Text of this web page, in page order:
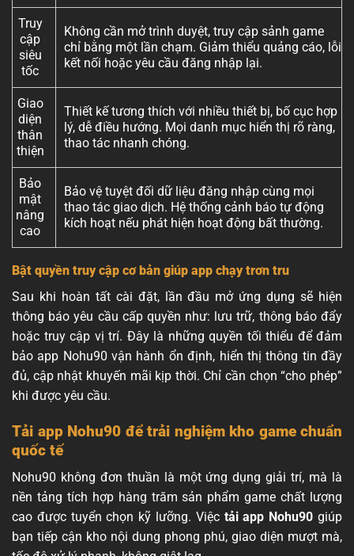
Truy
cập
siêu
tốc
Không cần mở trình duyệt, truy cập sảnh game
chỉ bằng một lần chạm. Giảm thiểu quảng cáo, lỗi
kết nối hoặc yêu cầu đăng nhập lại.
Giao
diện
thân
thiện
Thiết kế tương thích với nhiều thiết bị, bố cục hợp
lý, dễ điều hướng. Mọi danh mục hiển thị rõ ràng,
thao tác nhanh chóng.
Bảo
mật
nâng
cao
Bảo vệ tuyệt đối dữ liệu đăng nhập cùng mọi
thao tác giao dịch. Hệ thống cảnh báo tự động
kích hoạt nếu phát hiện hoạt động bất thường.
Bật quyền truy cập cơ bản giúp app chạy trơn tru
Sau khi hoàn tất cài đặt, lần đầu mở ứng dụng sẽ hiện
thông báo yêu cầu cấp quyền như: lưu trữ, thông báo đẩy
hoặc truy cập vị trí. Đây là những quyền tối thiểu để đảm
bảo app Nohu90 vận hành ổn định, hiển thị thông tin đầy
đủ, cập nhật khuyến mãi kịp thời. Chỉ cần chọn “cho phép”
khi được yêu cầu.
Tải app Nohu90 để trải nghiệm kho game chuẩn
quốc tế
Nohu90 không đơn thuần là một ứng dụng giải trí, mà là
nền tảng tích hợp hàng trăm sản phẩm game chất lượng
cao được tuyển chọn kỹ lưỡng. Việc tải app Nohu90 giúp
bạn tiếp cận kho nội dung phong phú, giao diện mượt mà,